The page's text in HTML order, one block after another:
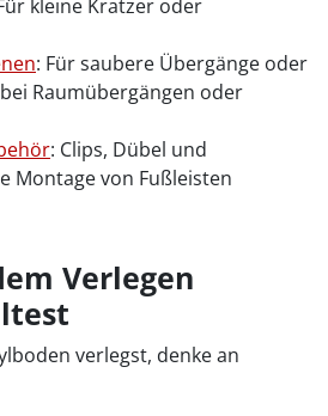
kleine Kratzer oder
: Für saubere Übergänge oder
Raumübergängen oder
: Clips, Dübel und
Montage von Fußleisten
Verlegen
verlegst, denke an